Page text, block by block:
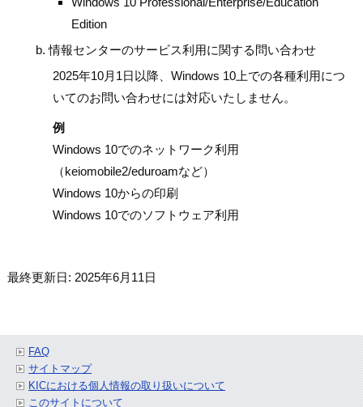
Edition
情報センターのサービス利用に関する問い合わせ
2025年10月1日以降、Windows 10上での各種利用につ
いてのお問い合わせには対応いたしません。
例
Windows 10でのネットワーク利用
（keiomobile2/eduroamなど）
Windows 10からの印刷
Windows 10でのソフトウェア利用
最終更新日: 2025年6月11日
FAQ
サイトマップ
KICにおける個人情報の取り扱いについて
このサイトについて